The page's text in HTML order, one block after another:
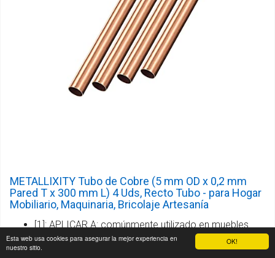
OK!
Esta web usa cookies para asegurar la mejor experiencia en
nuestro sitio.
METALLIXITY Tubo de Cobre (5 mm OD x 0,2 mm
Pared T x 300 mm L) 4 Uds, Recto Tubo - para Hogar
Mobiliario, Maquinaria, Bricolaje Artesanía
[1]: APLICAR A: comúnmente utilizado en muebles
para el hogar, manualidades, modelos, etc. Ideal para